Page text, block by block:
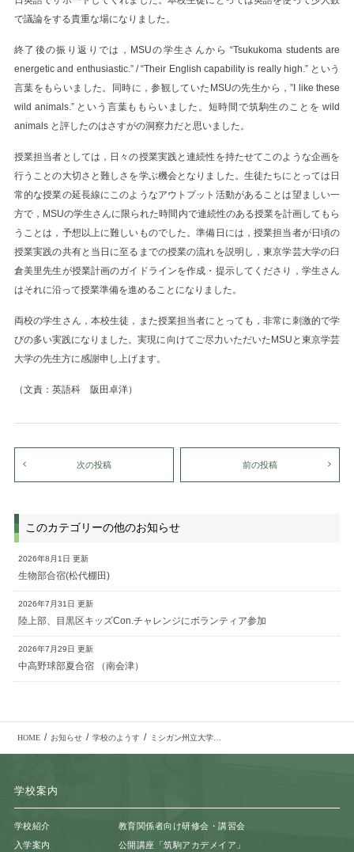
で議論をする貴重な場になりました。
終了後の振り返りでは，MSUの学生さんから “Tsukukoma students are
energetic and enthusiastic.” / “Their English capability is really high.” という
言葉をもらいました。同時に，参観していたMSUの先生から，”I like these
wild animals.” という言葉ももらいました。短時間で筑駒生のことを wild
animals と評したのはさすがの洞察力だと思いました。
授業担当者としては，日々の授業実践と連続性を持たせてこのような企画を
行うことの大切さと難しさを学ぶ機会となりました。生徒たちにとっては日
常的な授業の延長線にこのようなアウトプット活動があることは望ましい一
方で，MSUの学生さんに限られた時間内で連続性のある授業を計画してもら
うことは，予想以上に難しいものでした。準備日には，授業担当者が日頃の
授業実践の共有と当日に至るまでの授業の流れを説明し，東京学芸大学の臼
倉美里先生が授業計画のガイドラインを作成・提示してくださり，学生さん
はそれに沿って授業準備を進めることになりました。
両校の学生さん，本校生徒，また授業担当者にとっても，非常に刺激的で学
びの多い実践になりました。実現に向けてご尽力いただいたMSUと東京学芸
大学の先生方に感謝申し上げます。
（文責：英語科 阪田卓洋）
次の投稿 前の投稿
このカテゴリーの他のお知らせ
2026年8月1日 更新
生物部合宿(松代棚田)
2026年7月31日 更新
陸上部、目黒区キッズCon.チャレンジにボランティア参加
2026年7月29日 更新
中高野球部夏合宿 （南会津）
HOME / お知らせ / 学校のようす /
学校案内
学校紹介
入学案内
教育関係者向け研修会・講習会
公開講座「筑駒アカデメイア」